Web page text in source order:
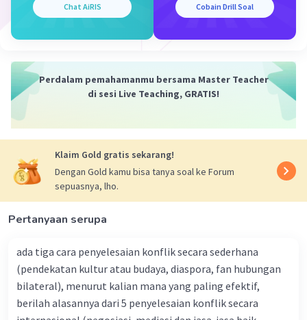
Chat AiRIS Cobain Drill Soal
Perdalam pemahamanmu bersama Master Teacher
di sesi Live Teaching, GRATIS!
Klaim Gold gratis sekarang!
Dengan Gold kamu bisa tanya soal ke Forum
sepuasnya, lho.
Pertanyaan serupa
ada tiga cara penyelesaian konflik secara sederhana
(pendekatan kultur atau budaya, diaspora, fan hubungan
bilateral), menurut kalian mana yang paling efektif,
berilah alasannya dari 5 penyelesaian konflik secara